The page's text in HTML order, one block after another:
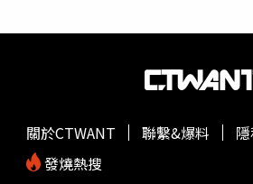
關於CTWANT 聯繫&爆料
發燒熱搜